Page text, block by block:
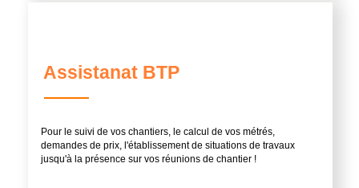
Assistanat BTP
Pour le suivi de vos chantiers, le calcul de vos métrés,
demandes de prix, l'établissement de situations de travaux
jusqu'à la présence sur vos réunions de chantier !